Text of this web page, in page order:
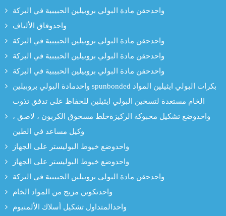
واحدحقن مادة البولي بروبيلين الحبيبية في البركة
واحدوفاق الألياف
واحدحقن مادة البولي بروبيلين الحبيبية في البركة
واحدحقن مادة البولي بروبيلين الحبيبية في البركة
واحدحقن مادة البولي بروبيلين الحبيبية في البركة
واحدمادة البولي بروبيلين spunbonded بكرات البولي ايثيلين المواد
الخام مستعدة لتسخين البولي ايثيلين للحفاظ على تدفق تذوب
واحدوضع تشكيل محبوكة الركيزةخلط مسحوق الكربون ، لاصق ،
وكيل مساعد في الطين
واحدوضع خيوط البوليستر على الجهاز
واحدوضع خيوط البوليستر على الجهاز
واحدحقن مادة البولي بروبيلين الحبيبية في البركة
واحدتكوين مزيج من المواد الخام
واحدالمتداول تشكيل أسلاك الألمنيوم